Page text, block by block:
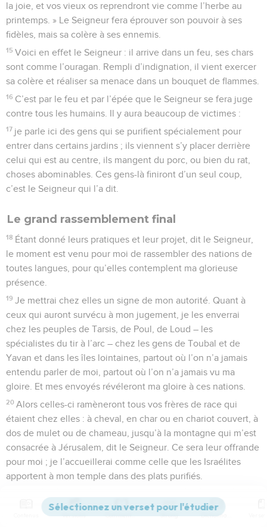
la joie, et vos vieux os reprendront vie comme l’herbe au
printemps. » Le Seigneur fera éprouver son pouvoir à ses
fidèles, mais sa colère à ses ennemis.
15 Voici en effet le Seigneur : il arrive dans un feu, ses chars
sont comme l’ouragan. Rempli d’indignation, il vient exercer
sa colère et réaliser sa menace dans un bouquet de flammes.
16 C’est par le feu et par l’épée que le Seigneur se fera juge
contre tous les humains. Il y aura beaucoup de victimes :
17 je parle ici des gens qui se purifient spécialement pour
entrer dans certains jardins ; ils viennent s’y placer derrière
celui qui est au centre, ils mangent du porc, ou bien du rat,
choses abominables. Ces gens-là finiront d’un seul coup,
c’est le Seigneur qui l’a dit.
Le grand rassemblement final
18 Étant donné leurs pratiques et leur projet, dit le Seigneur,
le moment est venu pour moi de rassembler des nations de
toutes langues, pour qu’elles contemplent ma glorieuse
présence.
19 Je mettrai chez elles un signe de mon autorité. Quant à
ceux qui auront survécu à mon jugement, je les enverrai
chez les peuples de Tarsis, de Poul, de Loud – les
spécialistes du tir à l’arc – chez les gens de Toubal et de
Yavan et dans les îles lointaines, partout où l’on n’a jamais
entendu parler de moi, partout où l’on n’a jamais vu ma
gloire. Et mes envoyés révéleront ma gloire à ces nations.
20 Alors celles-ci ramèneront tous vos frères de race qui
étaient chez elles : à cheval, en char ou en chariot couvert, à
dos de mulet ou de chameau, jusqu’à la montagne qui m’est
consacrée à Jérusalem, dit le Seigneur. Ce sera leur offrande
pour moi ; je l’accueillerai comme celle que les Israélites
apportent à mon temple dans des plats purifiés.
des lévites, déclare le Seigneur.
Versions Commentaires Strong